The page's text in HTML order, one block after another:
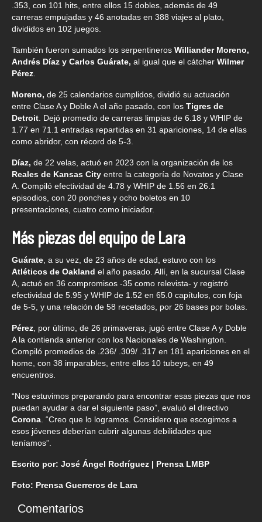
.353, con 101 hits, entre ellos 15 dobles, además de 49
carreras empujadas y 46 anotadas en 388 viajes al plato,
divididos en 102 juegos.
También fueron sumados los serpentineros Williander Moreno,
Andrés Díaz y Carlos Guárate, al igual que el cátcher Wilmer
Pérez.
Moreno, de 25 calendarios cumplidos, dividió su actuación
entre Clase A y Doble A el año pasado, con los Tigres de
Detroit. Dejó promedio de carreras limpias de 6.18 y WHIP de
1.77 en 71.1 entradas repartidas en 31 apariciones, 14 de ellas
como abridor, con récord de 5-3.
Díaz, de 22 velas, actuó en 2023 con la organización de los
Reales de Kansas City entre la categoría de Novatos y Clase
A. Compiló efectividad de 4.78 y WHIP de 1.56 en 26.1
episodios, con 20 ponches y ocho boletos en 10
presentaciones, cuatro como iniciador.
Más piezas del equipo de Lara
Guárate, a su vez, de 23 años de edad, estuvo con los
Atléticos de Oakland el año pasado. Allí, en la sucursal Clase
A, actuó en 36 compromisos -35 como relevista- y registró
efectividad de 5.95 y WHIP de 1.52 en 65.0 capítulos, con foja
de 5-5, y una relación de 58 recetados, por 26 bases por bolas.
Pérez, por último, de 26 primaveras, jugó entre Clase A y Doble
A la contienda anterior con los Nacionales de Washington.
Compiló promedios de .236/ .309/ .317 en 181 apariciones en el
home, con 38 imparables, entre ellos 10 tubeys, en 49
encuentros.
“Nos estuvimos preparando para encontrar esas piezas que nos
puedan ayudar a dar el siguiente paso”, evaluó el directivo
Corona. “Creo que lo logramos. Considero que escogimos a
esos jóvenes deberían cubrir algunas debilidades que
teníamos”.
Escrito por: José Ángel Rodríguez | Prensa LMBP
Foto: Prensa Guerreros de Lara
Comentarios